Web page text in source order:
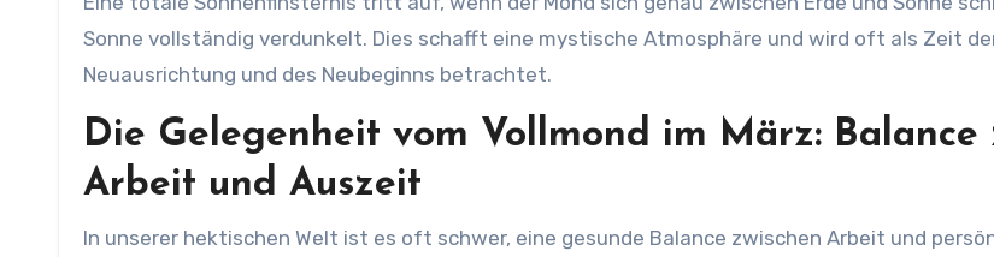
Sonne vollständig verdunkelt. Dies schafft eine mystische Atmosphäre und wird oft als Zeit
Neuausrichtung und des Neubeginns betrachtet.
Die Gelegenheit vom Vollmond im März: Balance
Arbeit und Auszeit
In unserer hektischen Welt ist es oft schwer, eine gesunde Balance zwischen Arbeit und